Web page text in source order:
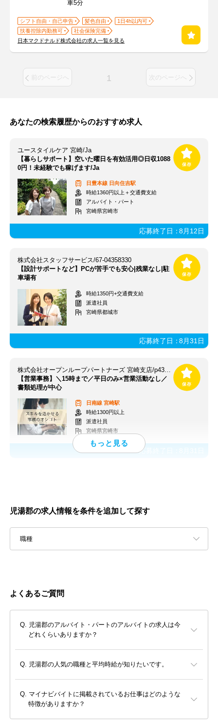
車5分
シフト自由・自己申告 髪色自由
1日4h以内可
扶養控除内勤務可
社会保険完備
日本マクドナルド株式会社の求人一覧を見る
前のページへ 1 次のページへ
あなたの検索履歴からのおすすめ求人
ユースタイルケア 宮崎/Ja
【暮らしサポート】空いた曜日を有効活用◎日収1088
0円！未経験でも稼げます/Ja
日豊本線 日向住吉駅
時給1360円以上＋交通費支給
アルバイト・パート
宮崎県宮崎市
応募終了日：8月12日
株式会社スタッフサービス/67-04358330
【設計サポートなど】PCが苦手でも安心|残業なし|駐
車場有
時給1350円+交通費支給
派遣社員
宮崎県都城市
応募終了日：8月31日
株式会社オープンループパートナーズ 宮崎支店/p43260702501
【営業事務】＼15時まで／平日のみ×営業活動なし／
書類処理が中心
日南線 宮崎駅
時給1300円以上
派遣社員
宮崎県宮崎市
応募終了日：
児湯郡の求人情報を条件を追加して探す
職種
よくあるご質問
児湯郡のアルバイト・パートのアルバイトの求人は今
どれくらいありますか？
児湯郡の人気の職種と平均時給が知りたいです。
マイナビバイトに掲載されているお仕事はどのような
特徴がありますか？